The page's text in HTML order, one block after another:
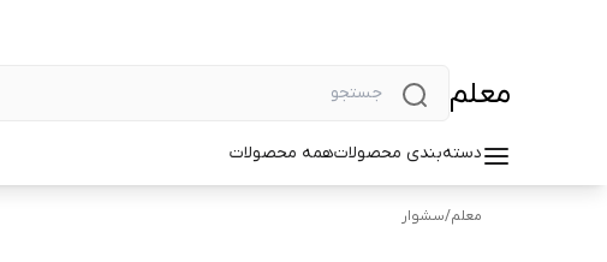
معلم
دسته‌بندی محصولاتهمه محصولات
معلم/سشوار